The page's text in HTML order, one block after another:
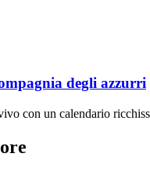
degli azzurri
con un calendario